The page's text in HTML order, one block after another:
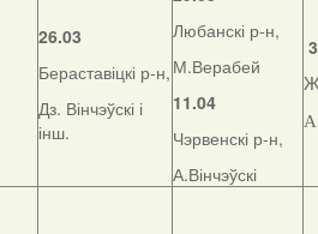
26.03
Бераставіцкі р-н,
Дз. Вінчэўскі і
інш.
Любанскі р-н,
М.Верабей
11.04
Чэрвенскі р-н,
А.Вінчэўскі